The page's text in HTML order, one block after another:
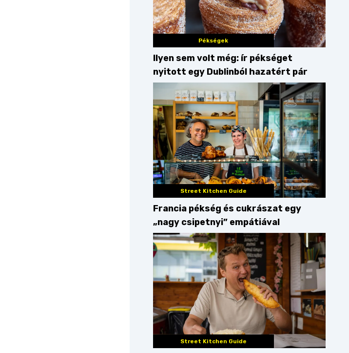
Pékségek
Ilyen sem volt még: ír pékséget
nyitott egy Dublinból hazatért pár
Street Kitchen Guide
Francia pékség és cukrászat egy
„nagy csipetnyi” empátiával
Street Kitchen Guide